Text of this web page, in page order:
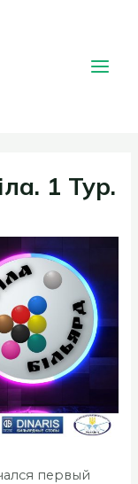
1 Тур.
первый